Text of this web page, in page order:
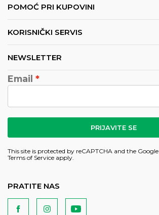
POMOĆ PRI KUPOVINI
KORISNIČKI SERVIS
NEWSLETTER
Email
PRIJAVITE SE
This site is protected by reCAPTCHA and the Google
Terms of Service apply.
PRATITE NAS